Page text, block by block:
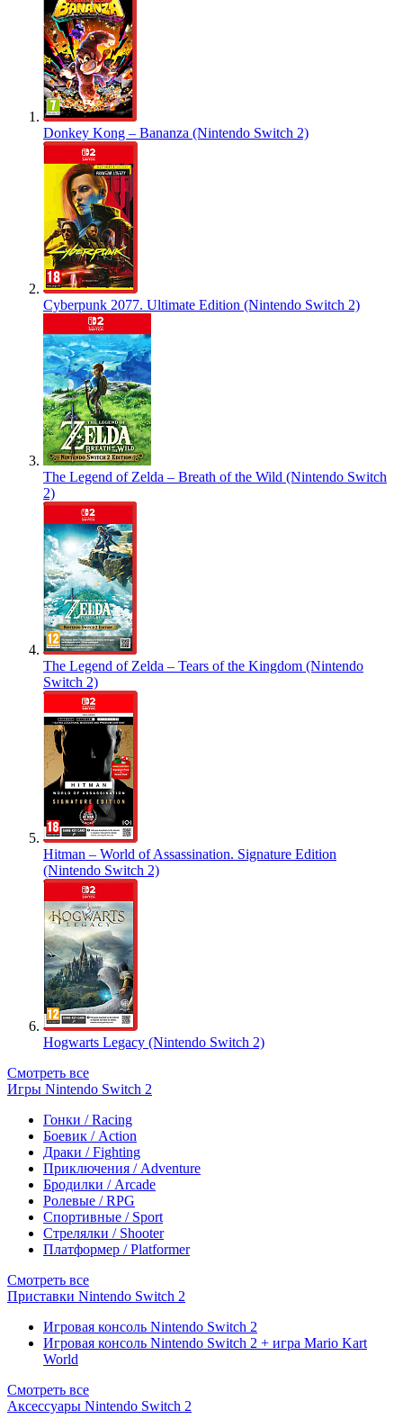
Donkey Kong – Bananza (Nintendo Switch 2)
Cyberpunk 2077. Ultimate Edition (Nintendo Switch 2)
The Legend of Zelda – Breath of the Wild (Nintendo Switch
2)
The Legend of Zelda – Tears of the Kingdom (Nintendo
Switch 2)
Hitman – World of Assassination. Signature Edition
(Nintendo Switch 2)
Hogwarts Legacy (Nintendo Switch 2)
Смотреть все
Игры Nintendo Switch 2
Гонки / Racing
Боевик / Action
Драки / Fighting
Приключения / Adventure
Бродилки / Arcade
Ролевые / RPG
Спортивные / Sport
Стрелялки / Shooter
Платформер / Platformer
Смотреть все
Приставки Nintendo Switch 2
Игровая консоль Nintendo Switch 2
Игровая консоль Nintendo Switch 2 + игра Mario Kart
World
Смотреть все
Аксессуары Nintendo Switch 2